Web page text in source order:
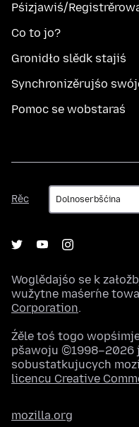
Pśizjawiś/
Co to jo?
Gronidło slědk stajiś
Synchronizěrujśo
Pomoc se wobstaraś
Rěc
Rěc
Woglědajśo se k
wužytne maśeŕne
Corporation.
Źěle toś togo
pšawoju ©1998–2026
sobustatkujucych
licencu Creative
mozilla.org